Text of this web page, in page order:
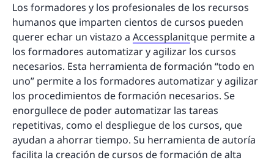
Los formadores y los profesionales de los recursos
humanos que imparten cientos de cursos pueden
querer echar un vistazo a Accessplanitque permite a
los formadores automatizar y agilizar los cursos
necesarios. Esta herramienta de formación “todo en
uno” permite a los formadores automatizar y agilizar
los procedimientos de formación necesarios. Se
enorgullece de poder automatizar las tareas
repetitivas, como el despliegue de los cursos, que
ayudan a ahorrar tiempo. Su herramienta de autoría
facilita la creación de cursos de formación de alta